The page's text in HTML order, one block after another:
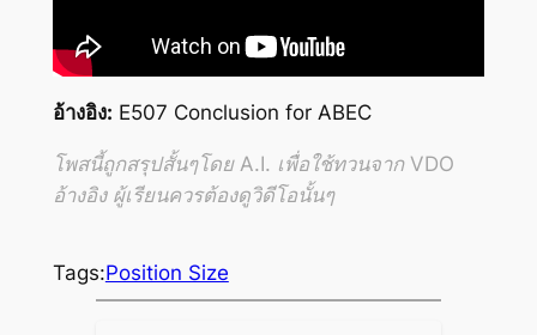
อ้างอิง: E507 Conclusion for ABEC
โพสนี้ถูกสรุปสั้นๆโดย A.I. เพื่อใช้ทวนจาก VDO
อ้างอิง ผู้เรียนควรต้องดูวิดีโอนั้นๆ
Tags:Position Size